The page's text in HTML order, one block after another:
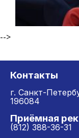
-->
Контакты
г. Санкт-
196084
Приёмная
(812) 388-36-31